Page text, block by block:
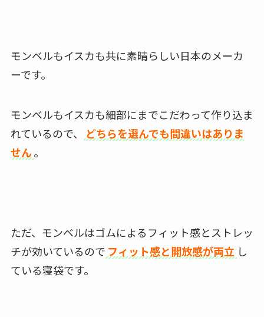
モンベルもイスカも共に素晴らしい日本のメーカ
ーです。
モンベルもイスカも細部にまでこだわって作り込ま
れているので、
どちらを選んでも間違いはありま
せん。
ただ、モンベルはゴムによるフィット感とストレッ
チが効いているので フィット感と開放感が両立 し
ている寝袋です。